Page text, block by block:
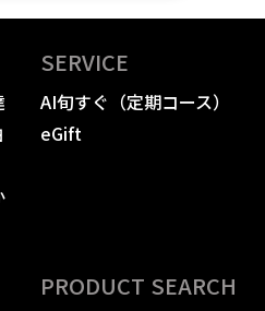
SERVICE
AI旬すぐ（定期コース）
eGift
PRODUCT SEARCH